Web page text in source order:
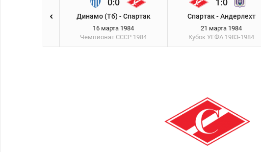
0:0
Динамо (Тб) - Спартак
16 марта 1984
Чемпионат СССР 1984
1:0
Спартак - Андерлехт
21 марта 1984
Кубок УЕФА 1983-1984